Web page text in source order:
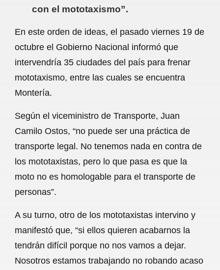
con el mototaxismo”.
En este orden de ideas, el pasado viernes 19 de
octubre el Gobierno Nacional informó que
intervendría 35 ciudades del país para frenar
mototaxismo, entre las cuales se encuentra
Montería.
Según el viceministro de Transporte, Juan
Camilo Ostos, “no puede ser una práctica de
transporte legal. No tenemos nada en contra de
los mototaxistas, pero lo que pasa es que la
moto no es homologable para el transporte de
personas”.
A su turno, otro de los mototaxistas intervino y
manifestó que, “si ellos quieren acabarnos la
tendrán difícil porque no nos vamos a dejar.
Nosotros estamos trabajando no robando acaso